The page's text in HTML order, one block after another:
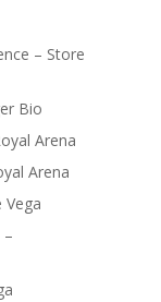
– Store
Bio
Arena
Arena
Vega
–